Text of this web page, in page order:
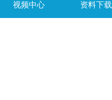
视频中心 资料下载